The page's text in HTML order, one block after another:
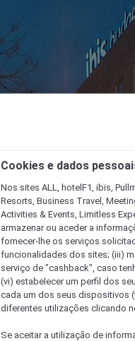
Cookies e dados
Nos sites ALL, hotelF1, ibis,
Resorts, Business Travel,
Activities & Events, Limitless
armazenar ou aceder a
fornecer-lhe os serviços
funcionalidades dos sites; (iii)
serviço de "cashback", caso
(vi) estabelecer um perfil dos
cada um dos seus dispositivos
diferentes utilizações clicando
Se aceitar a utilização de